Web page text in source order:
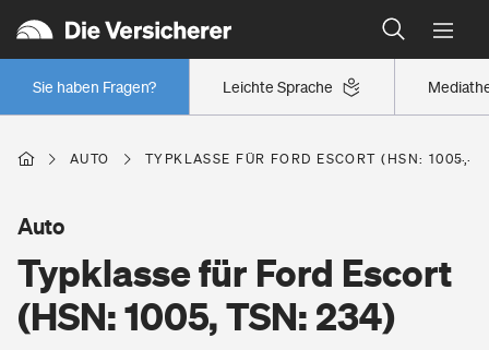
Leichte Sprache
Sie haben Fragen?
Wer versichert was: Jetzt Versicherer finden
Regionalklassen: So ist Ihre Region eingestuft
Wer versichert was: Jetzt Versicherer finden
Berufsunfähigkeitsversicherung
Erwerbsunfähigkeitsversicherung
Wohnen
AUTO TYPKLASSE FÜR FORD ESCORT (HSN: 1005,
Typklasse für Ford Escort
(HSN: 1005, TSN: 234)
Auto